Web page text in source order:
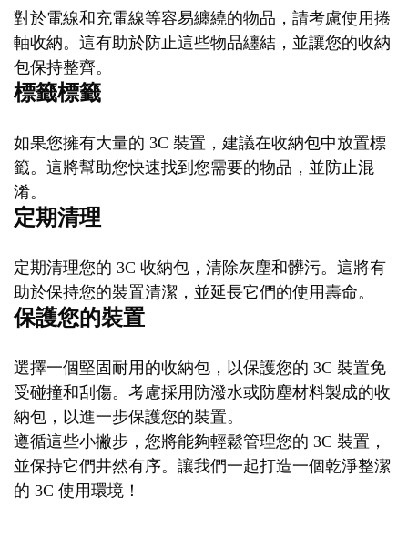
對於電線和充電線等容易纏繞的物品，請考慮使用捲
軸收納。這有助於防止這些物品纏結，並讓您的收納
包保持整齊。
標籤標籤
如果您擁有大量的 3C 裝置，建議在收納包中放置標
籤。這將幫助您快速找到您需要的物品，並防止混
淆。
定期清理
定期清理您的 3C 收納包，清除灰塵和髒污。這將有
助於保持您的裝置清潔，並延長它們的使用壽命。
保護您的裝置
選擇一個堅固耐用的收納包，以保護您的 3C 裝置免
受碰撞和刮傷。考慮採用防潑水或防塵材料製成的收
納包，以進一步保護您的裝置。
遵循這些小撇步，您將能夠輕鬆管理您的 3C 裝置，
並保持它們井然有序。讓我們一起打造一個乾淨整潔
的 3C 使用環境！